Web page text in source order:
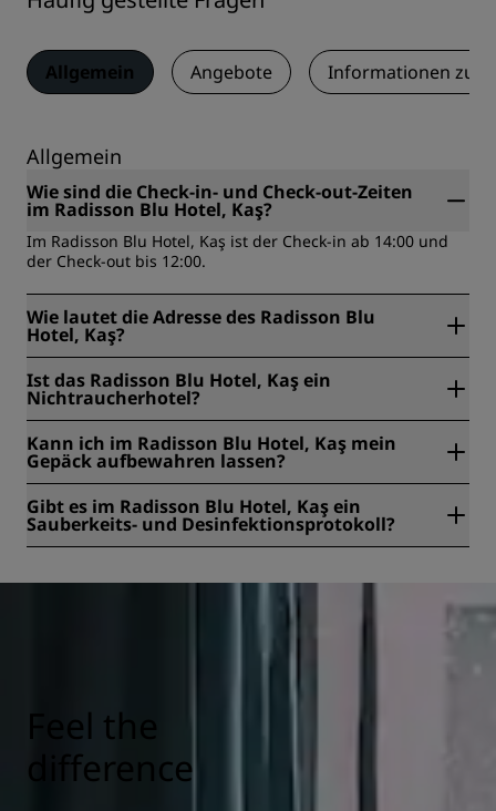
Allgemein Angebote Informationen zum
Allgemein
Wie sind die Check-in- und Check-out-Zeiten
im Radisson Blu Hotel, Kaş?
Im Radisson Blu Hotel, Kaş ist der Check-in ab 14:00 und
der Check-out bis 12:00.
Wie lautet die Adresse des Radisson Blu
Hotel, Kaş?
Adresse Andifli Mahallesi, Çukurbağ Yarımadası,
Demokrasi Cd. No:28, 07580, Kaş, Türkei.
Ist das Radisson Blu Hotel, Kaş ein
Nichtraucherhotel?
Kann ich im Radisson Blu Hotel, Kaş mein
Gepäck aufbewahren lassen?
Kaş vorhanden.
Gibt es im Radisson Blu Hotel, Kaş ein
Sauberkeits- und Desinfektionsprotokoll?
https://www.radissonhotels.com/en-us/social-
Feel the
difference